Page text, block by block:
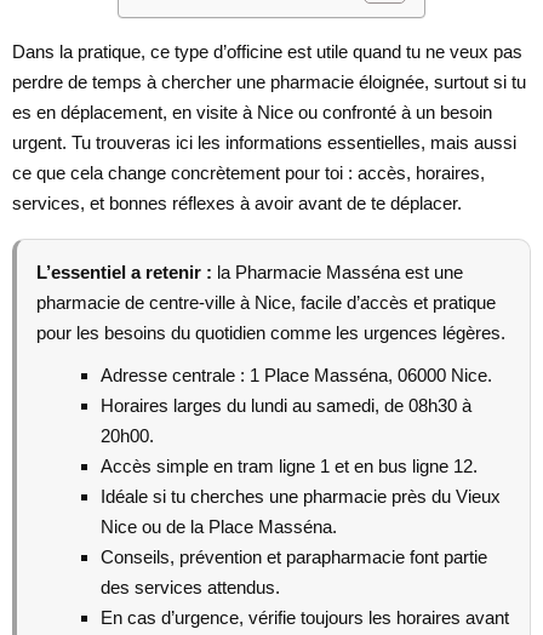
Dans la pratique, ce type d’officine est utile quand tu ne veux pas
perdre de temps à chercher une pharmacie éloignée, surtout si tu
es en déplacement, en visite à Nice ou confronté à un besoin
urgent. Tu trouveras ici les informations essentielles, mais aussi
ce que cela change concrètement pour toi : accès, horaires,
services, et bonnes réflexes à avoir avant de te déplacer.
L’essentiel a retenir : la Pharmacie Masséna est une
pharmacie de centre-ville à Nice, facile d’accès et pratique
pour les besoins du quotidien comme les urgences légères.
Adresse centrale : 1 Place Masséna, 06000 Nice.
Horaires larges du lundi au samedi, de 08h30 à
20h00.
Accès simple en tram ligne 1 et en bus ligne 12.
Idéale si tu cherches une pharmacie près du Vieux
Nice ou de la Place Masséna.
Conseils, prévention et parapharmacie font partie
des services attendus.
En cas d’urgence, vérifie toujours les horaires avant